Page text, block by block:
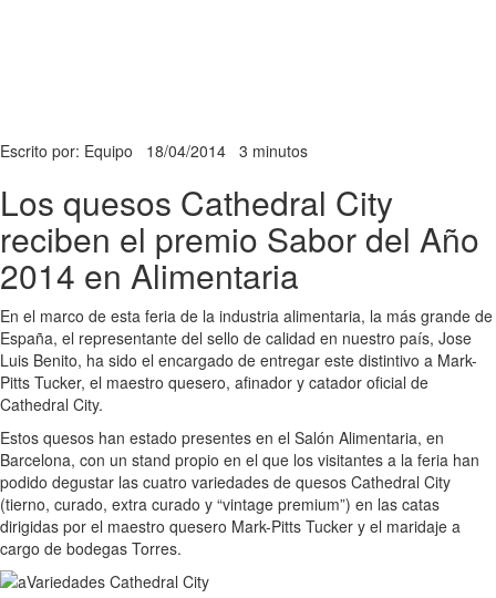
Escrito por: Equipo 18/04/2014 3 minutos
Los quesos Cathedral City
reciben el premio Sabor del Año
2014 en Alimentaria
En el marco de esta feria de la industria alimentaria, la más grande de
España, el representante del sello de calidad en nuestro país, Jose
Luis Benito, ha sido el encargado de entregar este distintivo a Mark-
Pitts Tucker, el maestro quesero, afinador y catador oficial de
Cathedral City.
Estos quesos han estado presentes en el Salón Alimentaria, en
Barcelona, con un stand propio en el que los visitantes a la feria han
podido degustar las cuatro variedades de quesos Cathedral City
(tierno, curado, extra curado y “vintage premium”) en las catas
dirigidas por el maestro quesero Mark-Pitts Tucker y el maridaje a
cargo de bodegas Torres.